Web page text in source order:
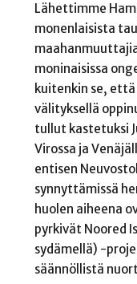
Lähettimme
monenlaisista
moninaisissa
kuitenkin se,
välityksellä
tullut kastetuksi
Virossa ja
entisen
synnyttämissä
huolen aiheena
pyrkivät Noored
sydämellä) -
säännöllistä